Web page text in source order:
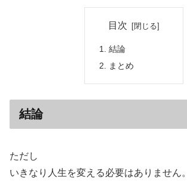
目次
結論
まとめ
結論
ただし
いきなり人生を変える必要はありません。